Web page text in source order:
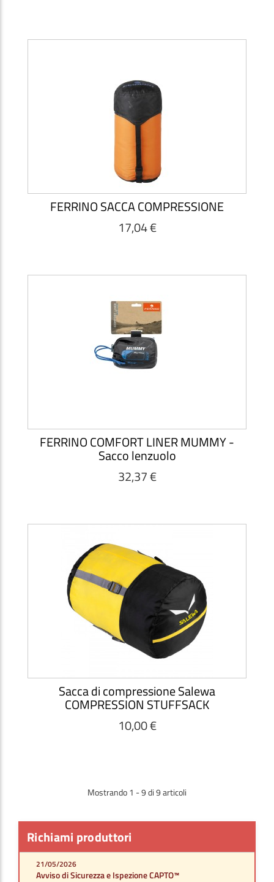
Richiami produttori
21/05/2026
Avviso di Sicurezza e Ispezione CAPTO™
FERRINO SACCA COMPRESSIONE
17,04 €
FERRINO COMFORT LINER MUMMY -
Sacco lenzuolo
32,37 €
Sacca di compressione Salewa
COMPRESSION STUFFSACK
10,00 €
Mostrando 1 - 9 di 9 articoli